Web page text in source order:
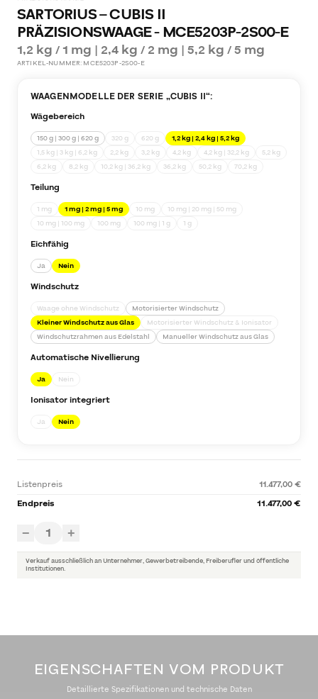
SARTORIUS – CUBIS II
PRÄZISIONSWAAGE - MCE5203P-2S00-E
1,2 kg / 1 mg | 2,4 kg / 2 mg | 5,2 kg / 5 mg
ARTIKEL-NUMMER: MCE5203P-2S00-E
WAAGENMODELLE DER SERIE „CUBIS II“:
Wägebereich
150 g | 300 g | 620 g 320 g 620 g
1,2 kg | 2,4 kg | 5,2 kg
1,5 kg | 3 kg | 6,2 kg
2,2 kg 3,2 kg 4,2 kg 4,2 kg | 32,2 kg
5,2 kg
6,2 kg
8,2 kg 10,2 kg | 36,2 kg 36,2 kg 50,2 kg 70,2 kg
Teilung
1 mg 1 mg | 2 mg | 5 mg 10 mg
10 mg | 20 mg | 50 mg
10 mg | 100 mg
100 mg 100 mg | 1 g 1 g
Eichfähig
Ja Nein
Windschutz
Waage ohne Windschutz
Motorisierter Windschutz
Kleiner Windschutz aus Glas
Motorisierter Windschutz & Ionisator
Windschutzrahmen aus Edelstahl
Manueller Windschutz aus Glas
Automatische Nivellierung
Ja Nein
Ionisator integriert
Ja Nein
Listenpreis
11.477,00 €
Endpreis
11.477,00 €
− 1 +
Verkauf ausschließlich an Unternehmer, Gewerbetreibende, Freiberufler und öffentliche
Institutionen.
EIGENSCHAFTEN VOM PRODUKT
Detaillierte Spezifikationen und technische Daten